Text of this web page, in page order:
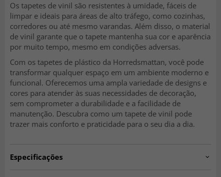
Os tapetes de vinil são resistentes à umidade, fáceis de
limpar e ideais para áreas de alto tráfego, como cozinhas,
corredores ou até mesmo varandas. Além disso, o material
de vinil garante que o tapete mantenha sua cor e aparência
por muito tempo, mesmo em condições adversas.
Com os tapetes de plástico da Horredsmattan, você pode
transformar qualquer espaço em um ambiente moderno e
funcional. Oferecemos uma ampla variedade de designs e
cores para atender às suas necessidades de decoração,
sem comprometer a durabilidade e a facilidade de
manutenção. Descubra como um tapete de vinil pode
trazer mais conforto e praticidade para o seu dia a dia.
Especificações